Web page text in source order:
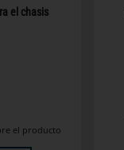
el chasis
el producto